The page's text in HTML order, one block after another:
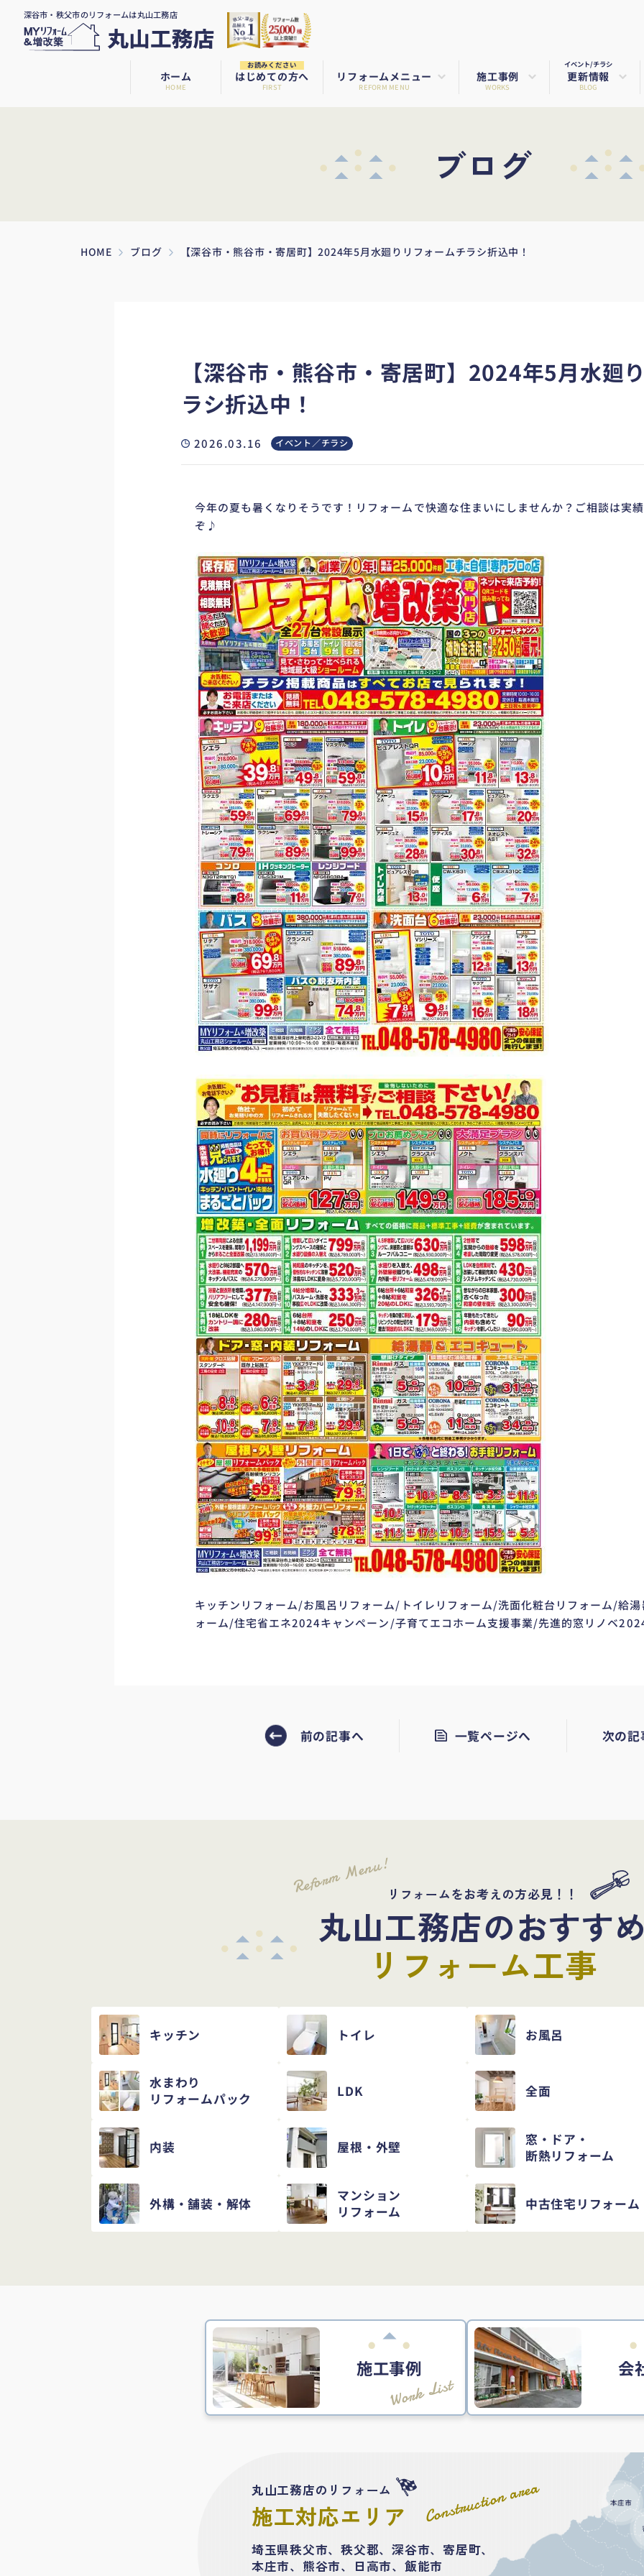
深谷市・秩父市のリフォームは丸山工務店
ホーム
HOME
お読みください
はじめての方へ
FIRST
リフォームメニュー
REFORM MENU
施工事例
WORKS
イベント/チラシ
更新情報
BLOG
ブログ
HOME ブログ 【深谷市・熊谷市・寄居町】2024年5月水廻りリフォームチラシ折込中！
【深谷市・熊谷市・寄居町】2024年5月水廻
ラシ折込中！
2026.03.16 イベント／チラシ
今年の夏も暑くなりそうです！リフォームで快適な住まいにしませんか？ご相談は実
ぞ♪
キッチンリフォーム/お風呂リフォーム/トイレリフォーム/洗面化粧台リフォーム/給
ォーム/住宅省エネ2024キャンペーン/子育てエコホーム支援事業/先進的窓リノベ
前の記事へ 一覧ページへ 次の記
Reform Menu! リフォームをお考えの方必見！！
丸山工務店のおすすめ
リフォーム工事
キッチン トイレ お風呂
水まわり
リフォームパック
LDK 全面
内装 屋根・外壁
窓・ドア・
断熱リフォーム
外構・舗装・解体
マンション
リフォーム
中古住宅 リフォーム
施工事例
Work List
会
Construction area
丸山工務店のリフォーム
施工対応エリア
埼玉県秩父市、秩父郡、深谷市、寄居町、
本庄市、熊谷市、日高市、飯能市